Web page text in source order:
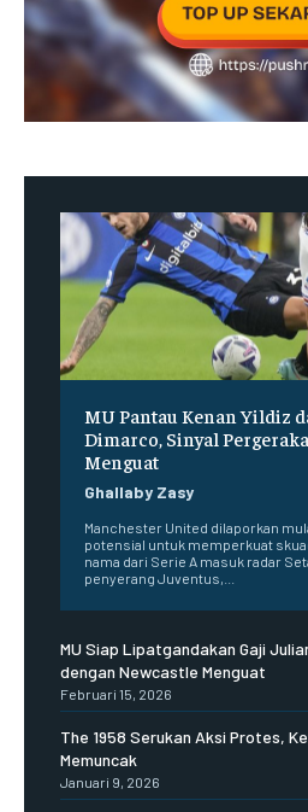
MU Pantau Kenan Yildiz
Dimarco, Sinyal
Menguat
Ghallaby Zasy
Manchester United dilaporkan
potensial untuk memperkuat
nama dari Serie A masuk radar
penyerang Juventus,...
MU Siap Lipatgandakan Gaji
dengan Newcastle Menguat
Februari 15, 2026
The 1958 Serukan Aksi Protes,
Memuncak
Januari 9, 2026